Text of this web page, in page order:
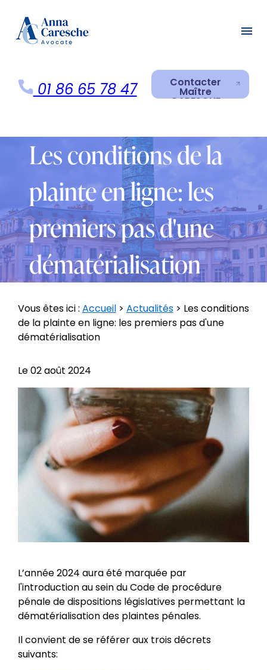
menu
01 86 65 78 47 Contacter
Maître
CARESCHE
Contacter
Les conditions de la
plainte en ligne: les
premiers pas d'une
dématérialisation
Vous êtes ici : Accueil> Actualités> Les conditions
de la plainte en ligne: les premiers pas d'une
dématérialisation
Le02 août 2024
L’année 2024 aura été marquée par
l'introduction au sein du Code de procédure
pénale de dispositions législatives permettant la
dématérialisation des plaintes pénales.
Il convient de se référer aux trois décrets
suivants: